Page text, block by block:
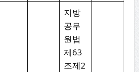
지방
공무
원법
제63
조제2